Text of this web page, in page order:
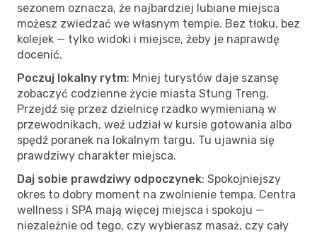
sezonem oznacza, że najbardziej lubiane miejsca
możesz zwiedzać we własnym tempie. Bez tłoku, bez
kolejek — tylko widoki i miejsce, żeby je naprawdę
docenić.
Poczuj lokalny rytm: Mniej turystów daje szansę
zobaczyć codzienne życie miasta Stung Treng.
Przejdź się przez dzielnicę rzadko wymienianą w
przewodnikach, weź udział w kursie gotowania albo
spędź poranek na lokalnym targu. Tu ujawnia się
prawdziwy charakter miejsca.
Daj sobie prawdziwy odpoczynek: Spokojniejszy
okres to dobry moment na zwolnienie tempa. Centra
wellness i SPA mają więcej miejsca i spokoju —
niezależnie od tego, czy wybierasz masaż, czy cały